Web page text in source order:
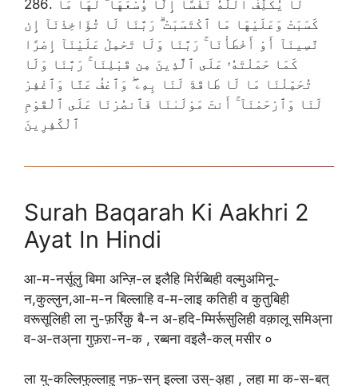
286. لَا يُكَلِّفُ ٱللَّهُ نَفْسًا إِلَّا وُسْعَهَا ۚ لَهَا مَا
كَسَبَتْ وَعَلَيْهَا مَا ٱكْتَسَبَتْ ۗ رَبَّنَا لَا تُؤَاخِذْنَآ إِن
نَّسِينَآ أَوْ أَخْطَأْنَا ۚ رَبَّنَا وَلَا تَحْمِلْ عَلَيْنَآ إِصْرًا
كَمَا حَمَلْتَهُۥ عَلَى ٱلَّذِينَ مِن قَبْلِنَا ۚ رَبَّنَا وَلَا
تُحَمِّلْنَا مَا لَا طَاقَةَ لَنَا بِهِۦ ۖ وَٱعْفُ عَنَّا وَٱغْفِرْ
لَنَا وَٱرْحَمْنَآ ۚ أَنتَ مَوْلَىٰنَا فَٱنصُرْنَا عَلَى ٱلْقَوْمِ
ٱلْكَٰفِرِينَ
Surah Baqarah Ki Aakhri 2
Ayat In Hindi
आ-म-नर्सूलु बिमा अन्ज़ि-ल इलैहि मिर्रब्बिही वल्मुअमिनू-
न,कुल्लुन,आ-म-न बिल्लाहि व-म-लाइ कतिही व कुतुबिही
वरूसूलिही ला नु-फ़र्रिक़ु बै-न अ-हदि-म्मिर्रूसुलिही वक़ालू समिअ्ना
व-अ-तअ्ना गुफ़रा-न-क , रब्बना वइलै-कल् मसीर ०
ला यु-कल्लिफुल्लाहु नफ़-सन् इल्ला उस्-अ़हा , लहा मा क-स-बत्